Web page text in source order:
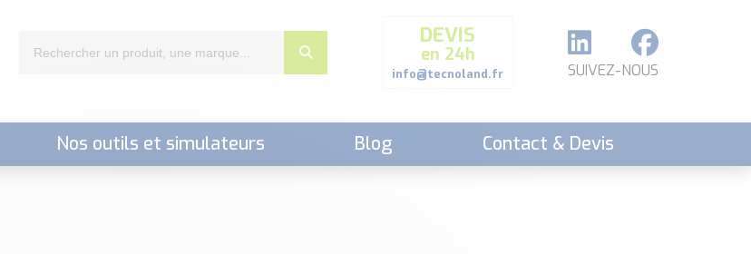
DEVIS
en 24h
info@tecnoland.fr SUIVEZ-NOUS
Nos outils et simulateurs Blog Contact & Devis